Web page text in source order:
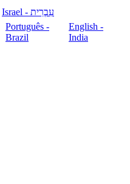
עִבְרִית - Israel
Português -
Brazil
English -
India